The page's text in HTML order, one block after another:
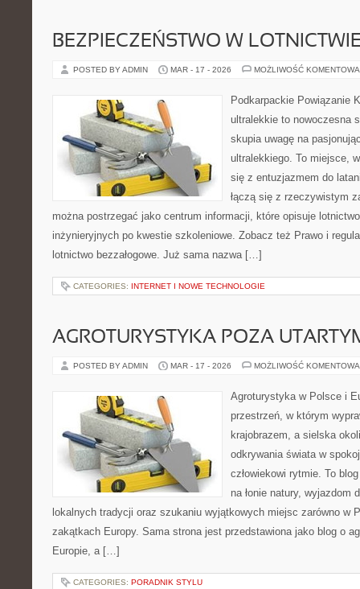
BEZPIECZEŃSTWO W
POSTED BY ADMIN MAR - 17 - 2026 MOŻLIWOŚĆ
Podkarpackie Powiązanie
ultralekkie to nowoczesna
skupia uwagę na
ultralekkiego. To miejsce,
się z entuzjazmem do
łączą się z rzeczywistym
można postrzegać jako centrum informacji, które opisuje
inżynieryjnych po kwestie szkoleniowe. Zobacz też Prawo i
lotnictwo bezzałogowe. Już sama nazwa […]
CATEGORIES: INTERNET I NOWE TECHNOLOGIE
AGROTURYSTYKA POZA
POSTED BY ADMIN MAR - 17 - 2026 MOŻLIWOŚĆ
Agroturystyka w Polsce i
przestrzeń, w którym
krajobrazem, a sielska
odkrywania świata w
człowiekowi rytmie. To
na łonie natury, wyjazdom
lokalnych tradycji oraz szukaniu wyjątkowych miejsc zarówno w
zakątkach Europy. Sama strona jest przedstawiona jako blog o
Europie, a […]
CATEGORIES: PORADNIK STYLU